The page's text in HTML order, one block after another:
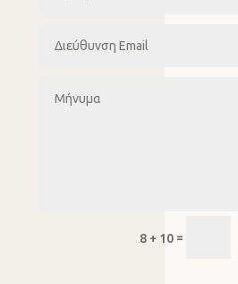
8 + 10 =